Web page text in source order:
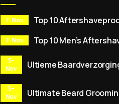
7-Nov Top 10
7-Nov Top 10 Men’s
5-
Nov
Ultieme
voor Mannen
5-
Nov
Ultimate Beard